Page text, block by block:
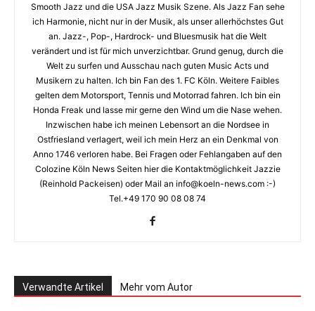
Smooth Jazz und die USA Jazz Musik Szene. Als Jazz Fan sehe
ich Harmonie, nicht nur in der Musik, als unser allerhöchstes Gut
an. Jazz-, Pop-, Hardrock- und Bluesmusik hat die Welt
verändert und ist für mich unverzichtbar. Grund genug, durch die
Welt zu surfen und Ausschau nach guten Music Acts und
Musikern zu halten. Ich bin Fan des 1. FC Köln. Weitere Faibles
gelten dem Motorsport, Tennis und Motorrad fahren. Ich bin ein
Honda Freak und lasse mir gerne den Wind um die Nase wehen.
Inzwischen habe ich meinen Lebensort an die Nordsee in
Ostfriesland verlagert, weil ich mein Herz an ein Denkmal von
Anno 1746 verloren habe. Bei Fragen oder Fehlangaben auf den
Colozine Köln News Seiten hier die Kontaktmöglichkeit Jazzie
(Reinhold Packeisen) oder Mail an info@koeln-news.com :-)
Tel.+49 170 90 08 08 74
Verwandte Artikel Mehr vom Autor